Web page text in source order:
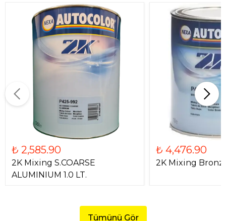
₺ 2,585.90
2K Mixing S.COARSE
ALUMINIUM 1.0 LT.
₺ 4,476.90
2K Mixing
Tümünü Gör